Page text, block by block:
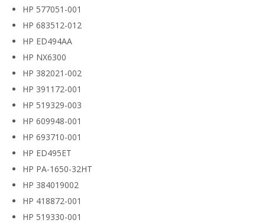
HP 577051-001
HP 683512-012
HP ED494AA
HP NX6300
HP 382021-002
HP 391172-001
HP 519329-003
HP 609948-001
HP 693710-001
HP ED495ET
HP PA-1650-32HT
HP 384019002
HP 418872-001
HP 519330-001